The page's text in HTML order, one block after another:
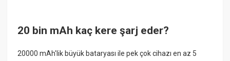
20 bin mAh kaç kere şarj eder?
20000 mAh'lik büyük bataryası ile pek çok cihazı en az 5